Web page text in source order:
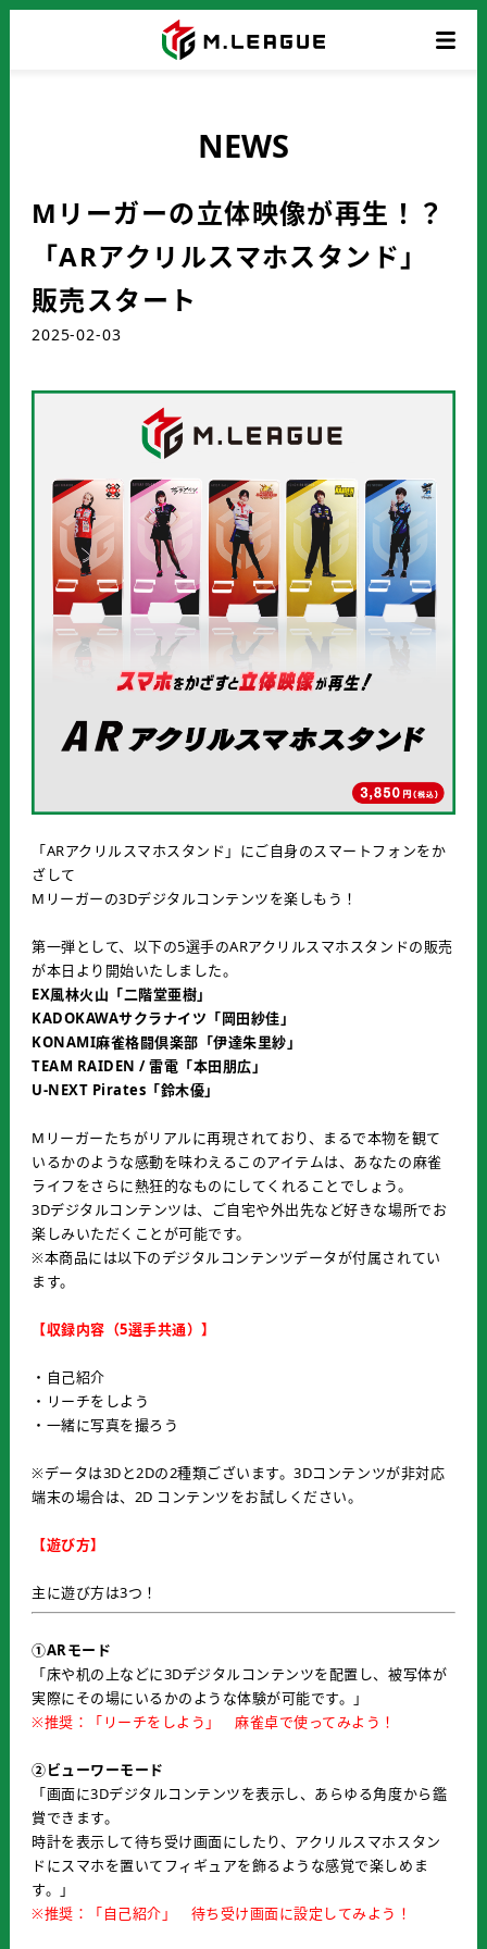
NEWS
Mリーガーの立体映像が再生！？
「ARアクリルスマホスタンド」
販売スタート
2025-02-03
「ARアクリルスマホスタンド」にご自身のスマートフォンをか
ざして
Mリーガーの3Dデジタルコンテンツを楽しもう！
第一弾として、以下の5選手のARアクリルスマホスタンドの販売
が本日より開始いたしました。
EX風林火山「二階堂亜樹」
KADOKAWAサクラナイツ「岡田紗佳」
KONAMI麻雀格闘倶楽部「伊達朱里紗」
TEAM RAIDEN / 雷電「本田朋広」
U-NEXT Pirates「鈴木優」
Mリーガーたちがリアルに再現されており、まるで本物を観て
いるかのような感動を味わえるこのアイテムは、あなたの麻雀
ライフをさらに熱狂的なものにしてくれることでしょう。
3Dデジタルコンテンツは、ご自宅や外出先など好きな場所でお
楽しみいただくことが可能です。
※本商品には以下のデジタルコンテンツデータが付属されてい
ます。
【収録内容（5選手共通）】
・自己紹介
・リーチをしよう
・一緒に写真を撮ろう
※データは3Dと2Dの2種類ございます。3Dコンテンツが非対応
端末の場合は、2D コンテンツをお試しください。
【遊び方】
主に遊び方は3つ！
①ARモード
「床や机の上などに3Dデジタルコンテンツを配置し、被写体が
実際にその場にいるかのような体験が可能です。」
※推奨：「リーチをしよう」 麻雀卓で使ってみよう！
②ビューワーモード
「画面に3Dデジタルコンテンツを表示し、あらゆる角度から鑑
賞できます。
時計を表示して待ち受け画面にしたり、アクリルスマホスタン
ドにスマホを置いてフィギュアを飾るような感覚で楽しめま
す。」
※推奨：「自己紹介」 待ち受け画面に設定してみよう！